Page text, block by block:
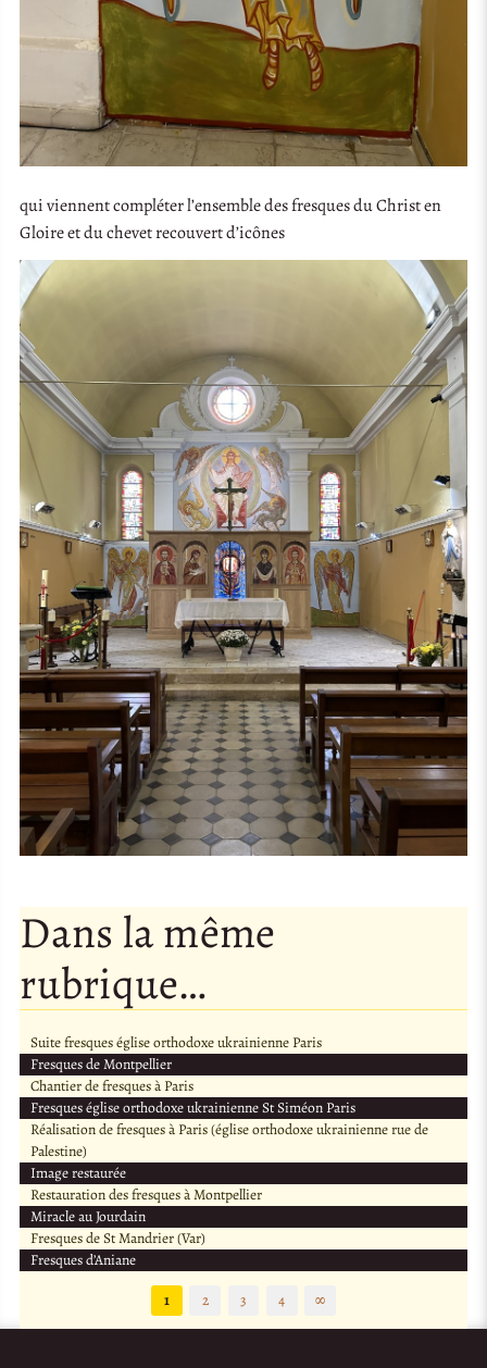
qui viennent compléter l’ensemble des fresques du Christ en
Gloire et du chevet recouvert d’icônes
Dans la même
rubrique…
Suite fresques église orthodoxe ukrainienne Paris
Fresques de Montpellier
Chantier de fresques à Paris
Fresques église orthodoxe ukrainienne St Siméon Paris
Réalisation de fresques à Paris (église orthodoxe ukrainienne rue de
Palestine)
Image restaurée
Restauration des fresques à Montpellier
Miracle au Jourdain
Fresques de St Mandrier (Var)
Fresques d’Aniane
1
2 3 4 ∞